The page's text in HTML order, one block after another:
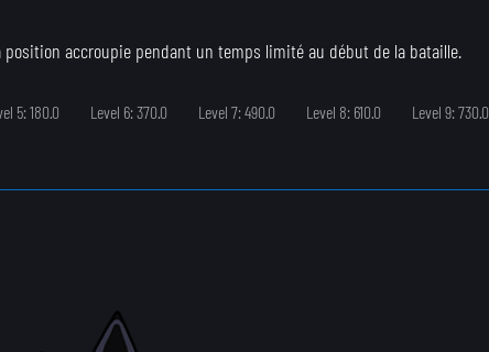
accroupie pendant un temps limité au début de la bataille.
5: 180.0 Level 6: 370.0 Level 7: 490.0 Level 8: 610.0 Level 9: 730.0